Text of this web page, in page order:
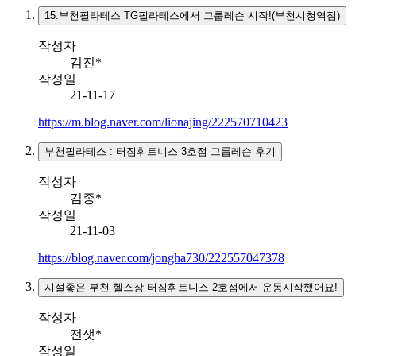
15.부천필라테스 TG필라테스에서 그룹레슨 시작!(부천시청역점)
작성자
김진*
작성일
21-11-17
https://m.blog.naver.com/lionajing/222570710423
부천필라테스 : 터짐휘트니스 3호점 그룹레슨 후기
작성자
김종*
작성일
21-11-03
https://blog.naver.com/jongha730/222557047378
시설좋은 부천 헬스장 터짐휘트니스 2호점에서 운동시작했어요!
작성자
전샛*
작성일